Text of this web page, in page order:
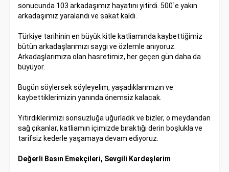
sonucunda 103 arkadaşımız hayatını yitirdi. 500`e yakın
arkadaşımız yaralandı ve sakat kaldı.
Türkiye tarihinin en büyük kitle katliamında kaybettiğimiz
bütün arkadaşlarımızı saygı ve özlemle anıyoruz.
Arkadaşlarımıza olan hasretimiz, her geçen gün daha da
büyüyor.
Bugün söylersek söyleyelim, yaşadıklarımızın ve
kaybettiklerimizin yanında önemsiz kalacak.
Yitirdiklerimizi sonsuzluğa uğurladık ve bizler, o meydandan
sağ çıkanlar, katliamın içimizde bıraktığı derin boşlukla ve
tarifsiz kederle yaşamaya devam ediyoruz.
Değerli Basın Emekçileri, Sevgili Kardeşlerim